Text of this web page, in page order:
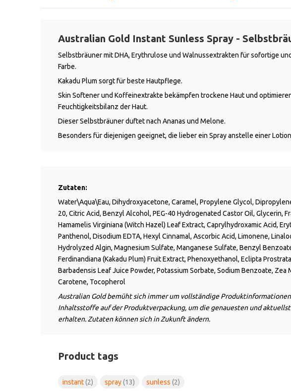
Australian Gold Instant Sunless Spray -
Selbstbräuner mit DHA, Erythrulose und Walnussextrakten für sofortige
Farbe.
Kakadu Plum sorgt für beste Hautpflege.
Skin Softener und Koffeinextrakte bekämpfen trockene Haut und
Feuchtigkeitsbilanz der Haut.
Dieser Selbstbräuner duftet nach Ananas und Melone.
Besonders für diejenigen geeignet, die lieber ein Spray anstelle einer
Zutaten:
Water\Aqua\Eau, Dihydroxyacetone, Caramel, Propylene Glycol,
20, Citric Acid, Benzyl Alcohol, PEG-40 Hydrogenated Castor Oil, Glycerin,
Hamamelis Virginiana (Witch Hazel) Leaf Extract, Caprylhydroxamic Acid,
Panthenol, Disodium EDTA, Hexyl Cinnamal, Ascorbic Acid, Limonene,
Hydrolyzed Algin, Magnesium Sulfate, Manganese Sulfate, Benzyl
Ferdinandiana (Kakadu Plum) Fruit Extract, Phenoxyethanol, Eclipta
Barbadensis Leaf Juice Powder, Potassium Sorbate, Sodium Benzoate, Zea
Carotene, Tocopherol
Australian Gold bemüht sich immer um vollständige
Inhaltsstoffe auf der Produktverpackung, um die genauesten und
erhalten. Zutaten können sich in Zukunft ändern.
Product tags
instant(2) spray(13) sunless (2)